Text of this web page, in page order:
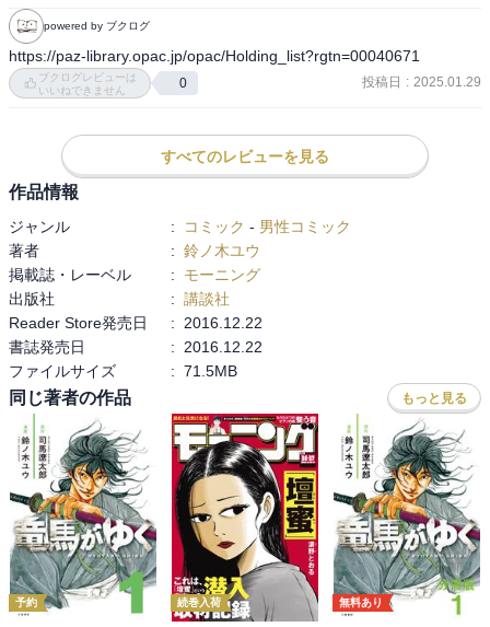
いる作品なのですが、16巻に至ってもマンネリは感じられません。
これは、まず元ネタである「問題」が豊富であることの成果でしょ
う。綿密な取材をしていることがうかがえます。
さらに、問題解決を通してキャラクターの成長が描かれることで、
が読んでも読んでもまだ先が読みたくなる、この漫画の魅力の大き
な核になっています。
この巻でも、ある主要な登場人物が大きな成長の第一歩を踏み出す
伏線が敷かれています。
この巻には「VBAC」「胎動」「子宮筋腫」が収録されています。
以下、各エピソードに一言ずつ。
「VBAC」
旦那さんが家事育児に全く協力的でない秋野さんは、二人目妊娠
中。ワンオペで2人の育児をすることになりそうな現状から、産後の
回復が帝王切開より早いという「VBAC（帝王切開後経膣分娩）」
を、子宮破裂のリスクを承知の上で希望します。
育児の話題で必ず登場する妊娠・出産・育児に無関心で非協力的で
な旦那さんがまたまた登場します。そんな旦那さんの話を見聞きす
ると、出産の前に恋愛と結婚を経なければいけない配偶者獲得シス
テムってリスキーで時間がかかって無駄だなあって思っちゃいま
す。面倒な段階をすっ飛ばして妊娠出産できれば少子化問題って解
powered by ブクログ
https://paz-library.opac.jp/opac/Holding_list?rgtn=00040671
ブクログレビューは
いいねできません
0 投稿日 : 2025.01.29
すべてのレビューを見る
作品情報
ジャンル : コミック - 男性コミック
著者
: 鈴ノ木ユウ
掲載誌・レーベル
:
モーニング
出版社
: 講談社
Reader Store発売日
:
2016.12.22
書誌発売日
:
2016.12.22
ファイルサイズ
: 71.5MB
同じ著者の作品 もっと見る
予約 続巻入荷 無料あり